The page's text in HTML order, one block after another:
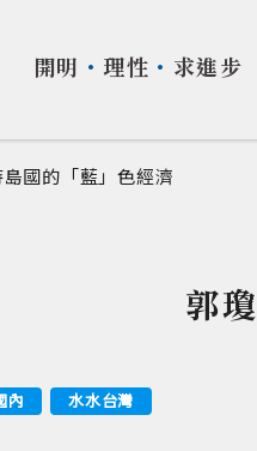
開明 ・ 理性 ・ 求進步
國的「藍」色經濟
郭
內 水水台灣